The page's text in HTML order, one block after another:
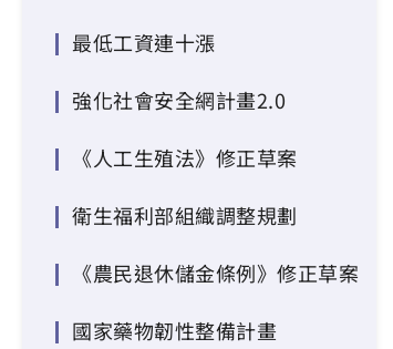
最低工資連十漲
強化社會安全網計畫2.0
《人工生殖法》修正草案
衛生福利部組織調整規劃
《農民退休儲金條例》修正草案
國家藥物韌性整備計畫